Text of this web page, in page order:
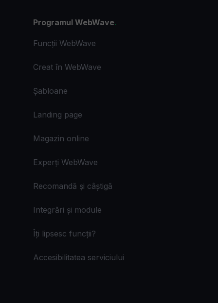
Funcții WebWave
Creat în WebWave
Șabloane
Landing page
Magazin online
Experți WebWave
Recomandă și câștigă
Integrări și module
Îți lipsesc funcții?
Accesibilitatea serviciului
Programul WebWave.